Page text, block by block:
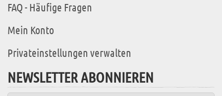
FAQ - Häufige Fragen
Mein Konto
Privateinstellungen verwalten
NEWSLETTER ABONNIEREN